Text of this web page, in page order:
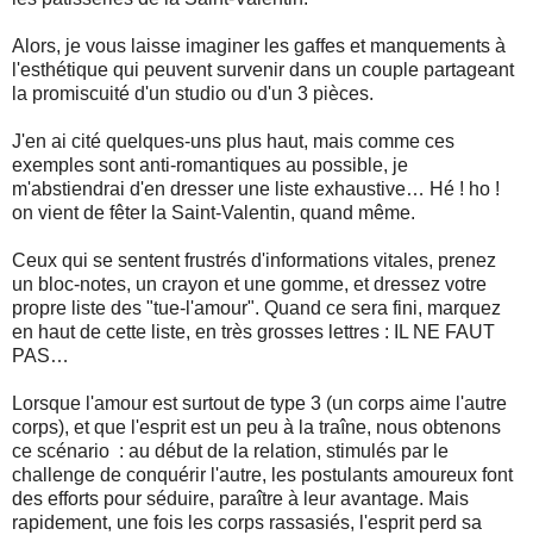
Alors, je vous laisse imaginer les gaffes et manquements à
l'esthétique qui peuvent survenir dans un couple partageant
la promiscuité d'un studio ou d'un 3 pièces.
J'en ai cité quelques-uns plus haut, mais comme ces
exemples sont anti-romantiques au possible, je
m'abstiendrai d'en dresser une liste exhaustive… Hé ! ho !
on vient de fêter la Saint-Valentin, quand même.
Ceux qui se sentent frustrés d'informations vitales, prenez
un bloc-notes, un crayon et une gomme, et dressez votre
propre liste des "tue-l'amour". Quand ce sera fini, marquez
en haut de cette liste, en très grosses lettres : IL NE FAUT
PAS…
Lorsque l'amour est surtout de type 3 (un corps aime l'autre
corps), et que l'esprit est un peu à la traîne, nous obtenons
ce scénario : au début de la relation, stimulés par le
challenge de conquérir l'autre, les postulants amoureux font
des efforts pour séduire, paraître à leur avantage. Mais
rapidement, une fois les corps rassasiés, l'esprit perd sa